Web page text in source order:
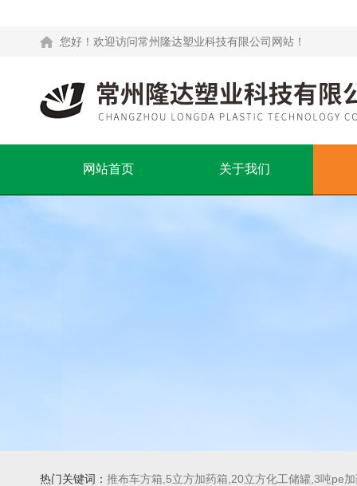
您好！欢迎访问常州隆达塑业科技有限公司网站！
网站首页 关于我们
热门关键词： 推布车方箱,5立方加药箱,20立方化工储罐,3吨pe